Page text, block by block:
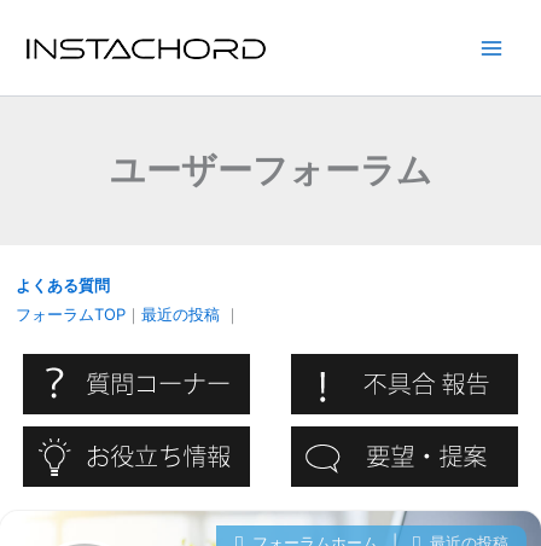
ユーザーフォーラム
よくある質問
フォーラムTOP ｜ 最近の投稿 ｜